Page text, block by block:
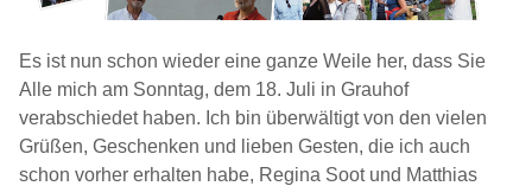
Es ist nun schon wieder eine ganze Weile her, dass Sie
Alle mich am Sonntag, dem 18. Juli in Grauhof
verabschiedet haben. Ich bin überwältigt von den vielen
Grüßen, Geschenken und lieben Gesten, die ich auch
schon vorher erhalten habe, Regina Soot und Matthias